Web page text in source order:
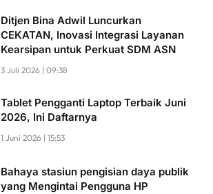
Ditjen Bina Adwil Luncurkan
CEKATAN, Inovasi Integrasi Layanan
Kearsipan untuk Perkuat SDM ASN
3 Juli 2026 | 09:38
Tablet Pengganti Laptop Terbaik Juni
2026, Ini Daftarnya
1 Juni 2026 | 15:53
Bahaya stasiun pengisian daya publik
yang Mengintai Pengguna HP